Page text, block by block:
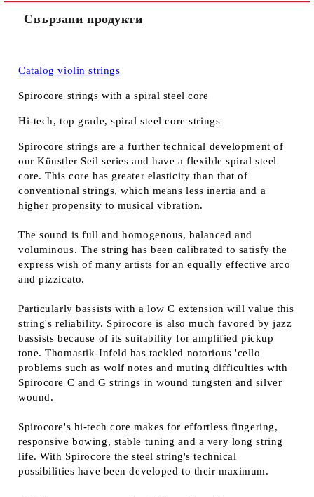
Свързани продукти
Catalog violin strings
Spirocore strings with a spiral steel core
Hi-tech, top grade, spiral steel core strings
Spirocore strings are a further technical development of
our Künstler Seil series and have a flexible spiral steel
core. This core has greater elasticity than that of
conventional strings, which means less inertia and a
higher propensity to musical vibration.
The sound is full and homogenous, balanced and
voluminous. The string has been calibrated to satisfy the
express wish of many artists for an equally effective arco
and pizzicato.
Particularly bassists with a low C extension will value this
string's reliability. Spirocore is also much favored by jazz
bassists because of its suitability for amplified pickup
tone. Thomastik-Infeld has tackled notorious 'cello
problems such as wolf notes and muting difficulties with
Spirocore C and G strings in wound tungsten and silver
wound.
Spirocore's hi-tech core makes for effortless fingering,
responsive bowing, stable tuning and a very long string
life. With Spirocore the steel string's technical
possibilities have been developed to their maximum.